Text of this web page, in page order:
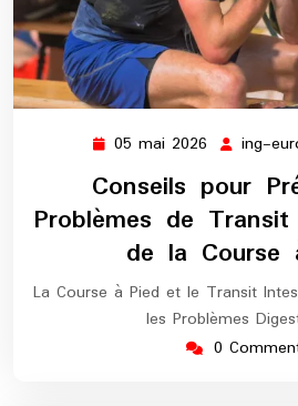
05 mai 2026 05
2026
ing-
Conseils pour
Problèmes de
de la Course
La Course à Pied et le Transit
les Problèmes
0